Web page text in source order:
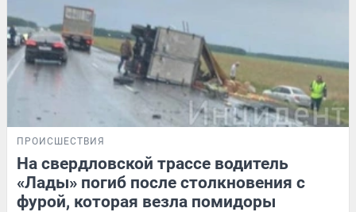
ПРОИСШЕСТВИЯ
На свердловской трассе водитель
«Лады» погиб после столкновения с
фурой, которая везла помидоры